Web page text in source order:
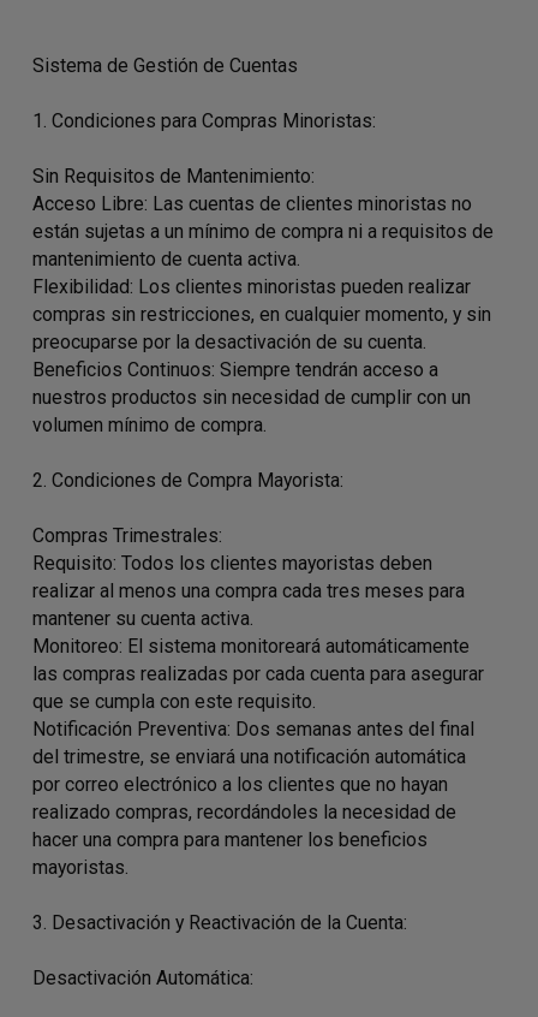
Sistema de Gestión de Cuentas
1. Condiciones para Compras Minoristas:
Sin Requisitos de Mantenimiento:
Acceso Libre: Las cuentas de clientes minoristas no
están sujetas a un mínimo de compra ni a requisitos de
mantenimiento de cuenta activa.
Flexibilidad: Los clientes minoristas pueden realizar
compras sin restricciones, en cualquier momento, y sin
preocuparse por la desactivación de su cuenta.
Beneficios Continuos: Siempre tendrán acceso a
nuestros productos sin necesidad de cumplir con un
volumen mínimo de compra.
2. Condiciones de Compra Mayorista:
Compras Trimestrales:
Requisito: Todos los clientes mayoristas deben
realizar al menos una compra cada tres meses para
mantener su cuenta activa.
Monitoreo: El sistema monitoreará automáticamente
las compras realizadas por cada cuenta para asegurar
que se cumpla con este requisito.
Notificación Preventiva: Dos semanas antes del final
del trimestre, se enviará una notificación automática
por correo electrónico a los clientes que no hayan
realizado compras, recordándoles la necesidad de
hacer una compra para mantener los beneficios
mayoristas.
3. Desactivación y Reactivación de la Cuenta:
Desactivación Automática: